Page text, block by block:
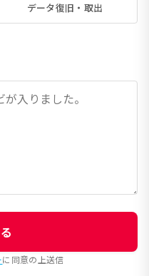
データ復旧・取出
に同意の上送信